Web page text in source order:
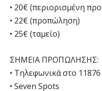
• 20€ (περιορισμένη
• 22€ (προπώληση)
• 25€ (ταμείο)
ΣΗΜΕΙΑ ΠΡΟΠΩΛΗΣΗΣ:
• Τηλεφωνικά στο 11876
• Seven Spots